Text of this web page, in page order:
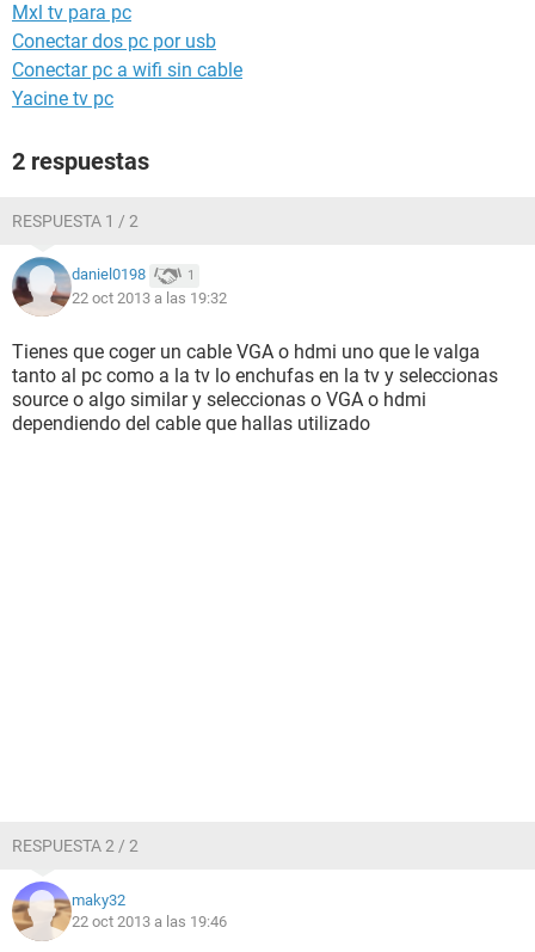
Mxl tv para pc
Conectar dos pc por usb
Conectar pc a wifi sin cable
Yacine tv pc
2 respuestas
RESPUESTA 1 / 2
daniel0198 1
22 oct 2013 a las 19:32
Tienes que coger un cable VGA o hdmi uno que le valga
tanto al pc como a la tv lo enchufas en la tv y seleccionas
source o algo similar y seleccionas o VGA o hdmi
dependiendo del cable que hallas utilizado
RESPUESTA 2 / 2
maky32
22 oct 2013 a las 19:46